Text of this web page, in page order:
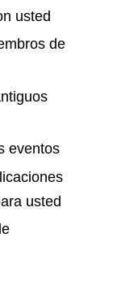
usted
de
eventos
usted